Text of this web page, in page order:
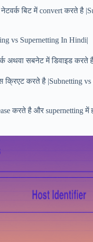
बिट में convert करते है
vs Supernetting In Hindi|
अथवा सबनेट में डिवाइड करते
करते है |Subnetting vs
करते है और supernetting में